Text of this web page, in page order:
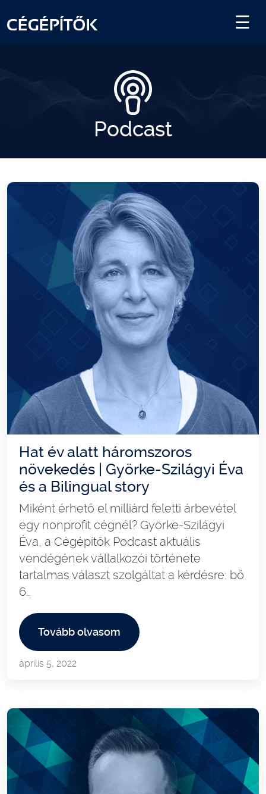
Podcast
Hat év alatt háromszoros
növekedés | Györke-Szilágyi Éva
és a Bilingual story
Miként érhető el milliárd feletti árbevétel
egy nonprofit cégnél? Györke-Szilágyi
Éva, a Cégépítők Podcast aktuális
vendégének vállalkozói története
tartalmas választ szolgáltat a kérdésre: bő
6…
Tovább olvasom
április 5, 2022